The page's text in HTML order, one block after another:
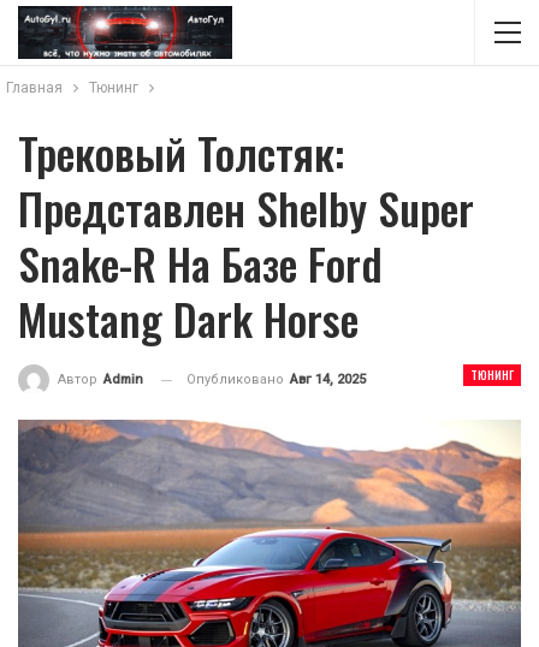
Главная Тюнинг
Трековый Толстяк:
Представлен Shelby Super
Snake-R На Базе Ford
Mustang Dark Horse
ТЮНИНГ
Автор Admin Опубликовано Авг 14, 2025